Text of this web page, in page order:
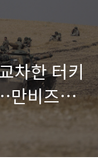
차한 터키
만비즈